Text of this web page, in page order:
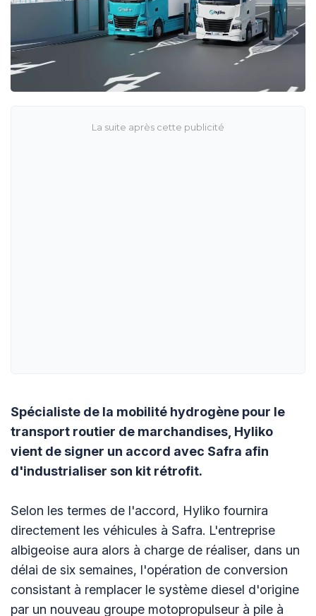
Spécialiste de la mobilité hydrogène pour le
transport routier de marchandises, Hyliko
vient de signer un accord avec Safra afin
d'industrialiser son kit rétrofit.
Selon les termes de l'accord, Hyliko fournira
directement les véhicules à Safra. L'entreprise
albigeoise aura alors à charge de réaliser, dans un
délai de six semaines, l'opération de conversion
consistant à remplacer le système diesel d'origine
par un nouveau groupe motopropulseur à pile à